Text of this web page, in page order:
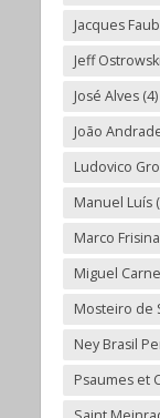
Jacques
Jeff Ostrowski
José Alves(4)
João
Ludovico
Manuel Luís
Marco Frisina
Miguel
Mosteiro de
Ney Brasil
Psaumes et